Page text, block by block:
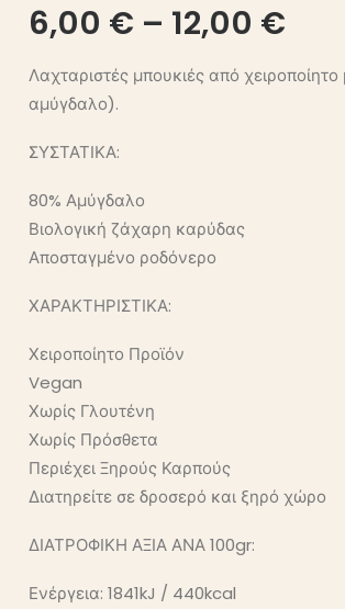
6,00 € – 12,00 €
Λαχταριστές μπουκιές από
αμύγδαλο).
ΣΥΣΤΑΤΙΚΑ:
80% Αμύγδαλο
Βιολογική ζάχαρη καρύδας
Αποσταγμένο ροδόνερο
ΧΑΡΑΚΤΗΡΙΣΤΙΚΑ:
Χειροποίητο Προϊόν
Vegan
Χωρίς Γλουτένη
Χωρίς Πρόσθετα
Περιέχει Ξηρούς Καρπούς
Διατηρείτε σε δροσερό και ξηρό χώρο
ΔΙΑΤΡΟΦΙΚΗ ΑΞΙΑ ΑΝΑ 100gr:
Ενέργεια: 1841kJ / 440kcal